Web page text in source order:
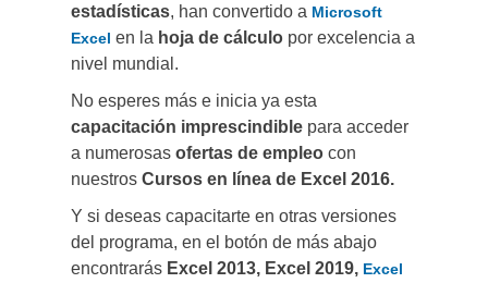
estadísticas, han convertido a Microsoft
Excel en la hoja de cálculo por excelencia a
nivel mundial.
No esperes más e inicia ya esta
capacitación imprescindible para acceder
a numerosas ofertas de empleo con
nuestros Cursos en línea de Excel 2016.
Y si deseas capacitarte en otras versiones
del programa, en el botón de más abajo
encontrarás Excel 2013, Excel 2019, Excel